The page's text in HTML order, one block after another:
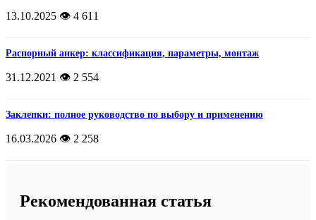
13.10.2025 👁️ 4 611
Распорный анкер: классификация, параметры, монтаж
31.12.2021 👁️ 2 554
Заклепки: полное руководство по выбору и применению
16.03.2026 👁️ 2 258
Рекомендованная статья